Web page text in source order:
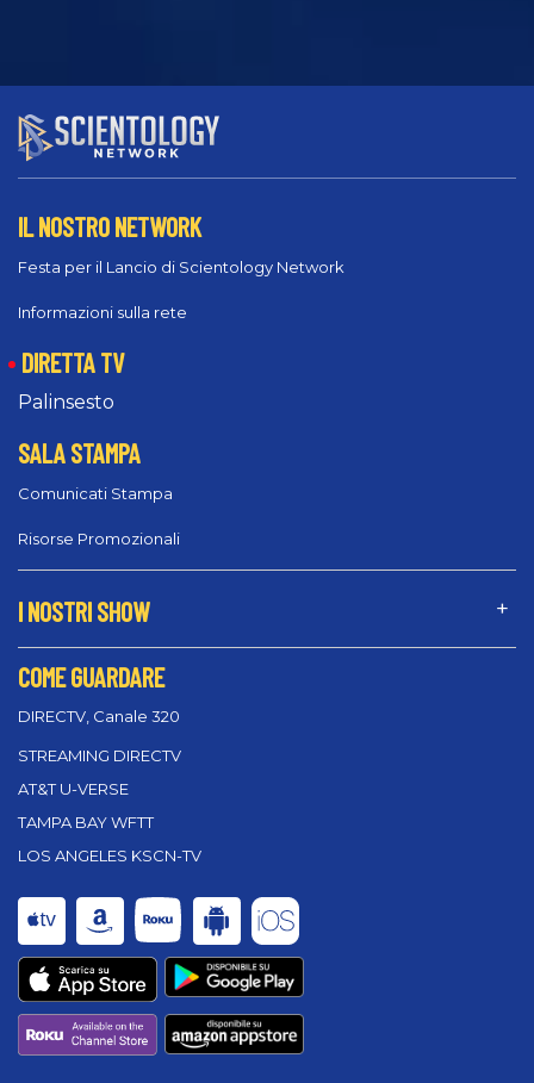
IL NOSTRO NETWORK
Festa per il Lancio di Scientology Network
Informazioni sulla rete
DIRETTA TV
Palinsesto
SALA STAMPA
Comunicati Stampa
Risorse Promozionali
I NOSTRI SHOW
COME GUARDARE
DIRECTV, Canale 320
STREAMING DIRECTV
AT&T U-VERSE
TAMPA BAY WFTT
LOS ANGELES KSCN-TV